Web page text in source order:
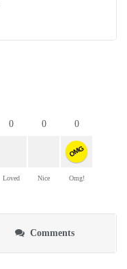
0
Loved
0
Nice
0
OMG
Omg!
Comments